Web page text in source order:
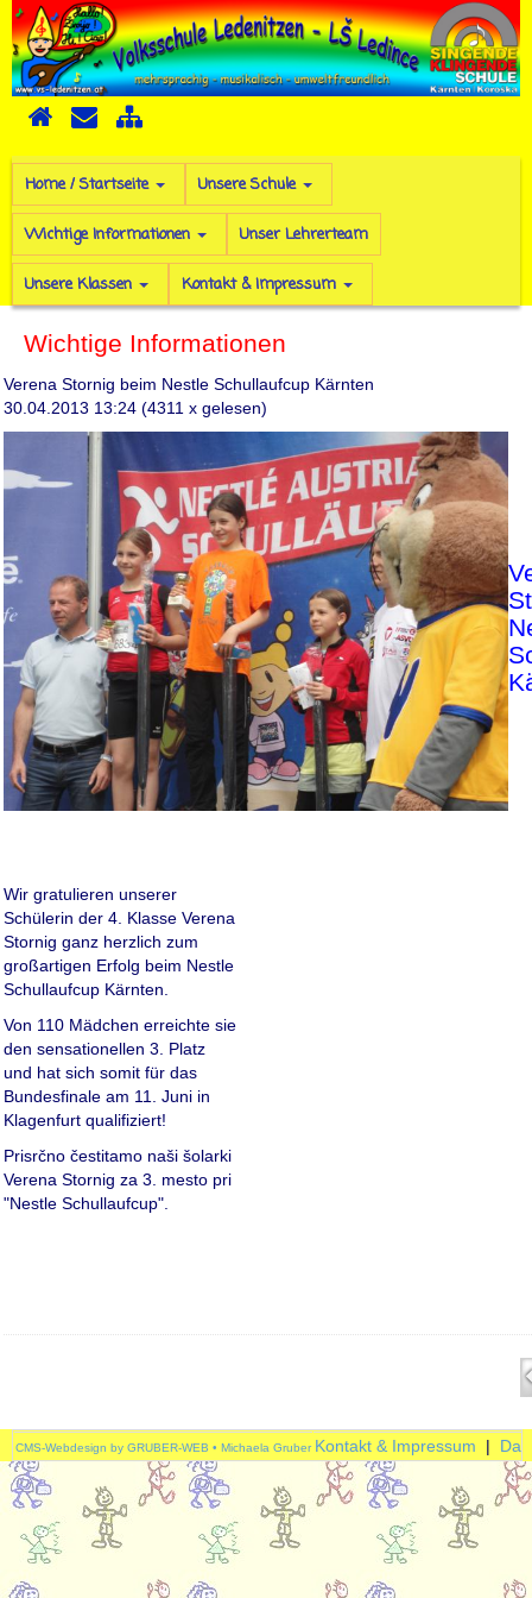
Home / Startseite Unsere Schule
Wichtige Informationen Unser Lehrerteam
Unsere Klassen Kontakt & Impressum
Wichtige Informationen
Verena Stornig beim Nestle Schullaufcup Kärnten
30.04.2013 13:24 (4311 x gelesen)
Wir gratulieren unserer
Schülerin der 4. Klasse Verena
Stornig ganz herzlich zum
großartigen Erfolg beim Nestle
Schullaufcup Kärnten.
Von 110 Mädchen erreichte sie
den sensationellen 3. Platz
und hat sich somit für das
Bundesfinale am 11. Juni in
Klagenfurt qualifiziert!
Prisrčno čestitamo naši šolarki
Verena Stornig za 3. mesto pri
"Nestle Schullaufcup".
CMS-Webdesign by GRUBER-WEB • Michaela Gruber Kontakt & Impressum |